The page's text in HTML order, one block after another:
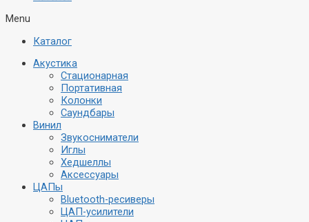
Menu
Каталог
Акустика
Стационарная
Портативная
Колонки
Саундбары
Винил
Звукосниматели
Иглы
Хедшеллы
Аксессуары
ЦАПы
Bluetooth-ресиверы
ЦАП-усилители